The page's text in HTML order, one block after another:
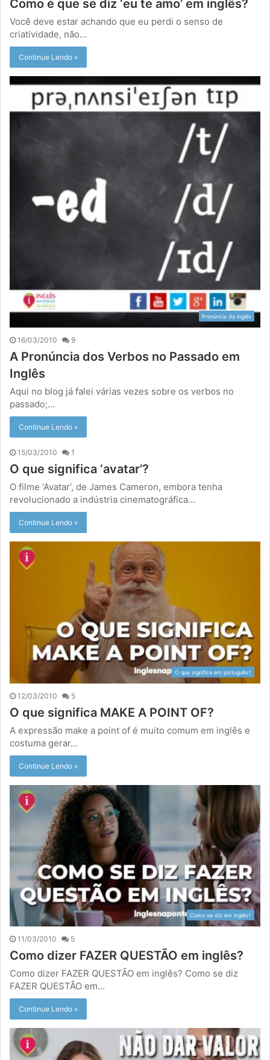
Como é que se diz ‘eu te amo’ em inglês?
Você deve estar achando que eu perdi o senso de
criatividade, não…
Continue Lendo »
Pronúncia do Inglês
16/03/2010 9
A Pronúncia dos Verbos no Passado em
Inglês
Aqui no blog já falei várias vezes sobre os verbos no
passado;…
Continue Lendo »
15/03/2010 1
O que significa ‘avatar’?
O filme ‘Avatar‘, de James Cameron, embora tenha
revolucionado a indústria cinematográfica…
Continue Lendo »
O que significa em português?
12/03/2010 5
O que significa MAKE A POINT OF?
A expressão make a point of é muito comum em inglês e
costuma gerar…
Continue Lendo »
Como se diz em inglês?
11/03/2010 5
Como dizer FAZER QUESTÃO em inglês?
Como dizer FAZER QUESTÃO em inglês? Como se diz
FAZER QUESTÃO em…
Continue Lendo »